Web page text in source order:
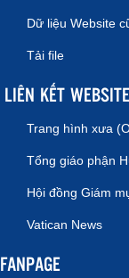
Dữ liệu Website
Tải file
LIÊN KẾT WEBSITE
Trang hình xưa
Tổng giáo phận
Hội đồng Giám
Vatican News
FANPAGE